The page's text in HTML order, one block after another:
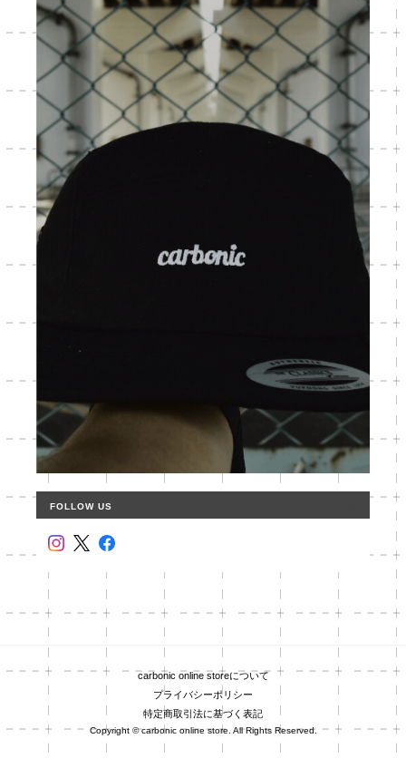
FOLLOW US
carbonic online storeについて
プライバシーポリシー
特定商取引法に基づく表記
Copyright © carbonic online store. All Rights Reserved.